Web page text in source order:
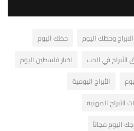
الابراج وحظك اليوم
حظك اليوم
الأبراج في الحب
اخبار فلسطين اليوم
الأبراج اليومية
الأبراج المهنية
اليوم مجاناً